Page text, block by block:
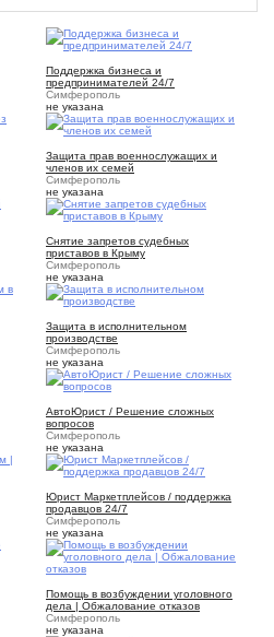
Поддержка бизнеса и
предпринимателей 24/7
Симферополь
не указана
Защита прав военнослужащих и
членов их семей
Симферополь
не указана
Снятие запретов судебных
приставов в Крыму
Симферополь
не указана
Защита в исполнительном
производстве
Симферополь
не указана
АвтоЮрист / Решение сложных
вопросов
Симферополь
не указана
Юрист Маркетплейсов / поддержка
продавцов 24/7
Симферополь
не указана
Помощь в возбуждении уголовного
дела | Обжалование отказов
Симферополь
не указана